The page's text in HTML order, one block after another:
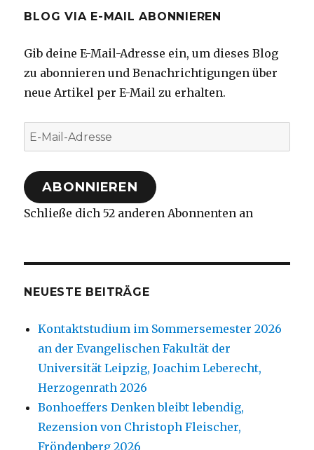
BLOG VIA E-MAIL ABONNIEREN
Gib deine E-Mail-Adresse ein, um dieses Blog
zu abonnieren und Benachrichtigungen über
neue Artikel per E-Mail zu erhalten.
E-
Mail-
Adresse
ABONNIEREN
Schließe dich 52 anderen Abonnenten an
NEUESTE BEITRÄGE
Kontaktstudium im Sommersemester 2026
an der Evangelischen Fakultät der
Universität Leipzig, Joachim Leberecht,
Herzogenrath 2026
Bonhoeffers Denken bleibt lebendig,
Rezension von Christoph Fleischer,
Fröndenberg 2026